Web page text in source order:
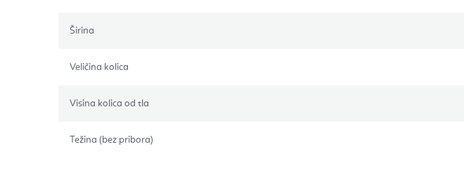
Širina
Veličina kolica
Visina kolica od tla
Težina (bez pribora)